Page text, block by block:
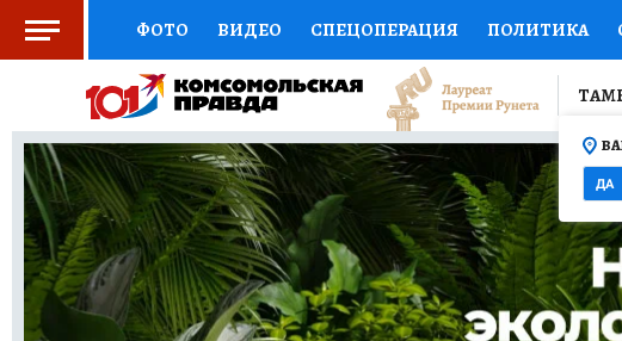
ФОТО ВИДЕО СПЕЦОПЕРАЦИЯ ПОЛИТИКА
СОЦПОДДЕРЖКА НАУКА СПОРТ
ВЫБОР ЭКСПЕРТОВ ДОКТОР ФИНАНСЫ
КНИЖНАЯ ПОЛКА ПРОГНОЗЫ НА СПОРТ
ПРЕСС-ЦЕНТР НЕДВИЖИМОСТЬ ТЕЛЕВИЗОР
РАДИО КП ТЕСТЫ НОВОЕ НА САЙТЕ РЕКЛАМА
ДА